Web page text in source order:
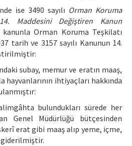
ise 3490 sayılı Orman Koruma
Maddesini Değiştiren Kanun
Orman Koruma Teşkilatı
tarih ve 3157 sayılı Kanunun 14.
subay, memur ve eratın maaş,
hayvanlarının ihtiyaçları hakkında
bulundukları sürede her
Genel Müdürlüğü bütçesinden
erat gibi maaş alıp yeme, içme,
giderilmiştir.